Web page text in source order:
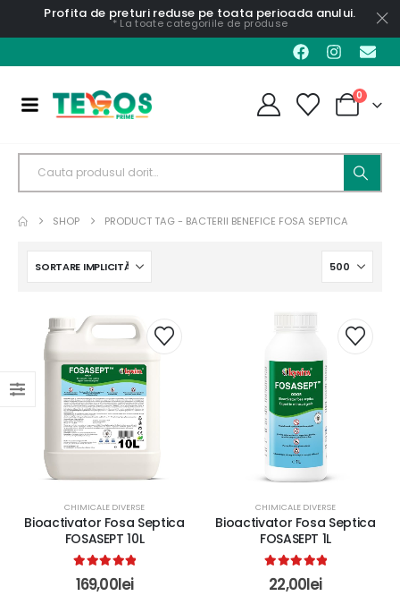
Profita de preturi reduse pe toata perioada anului.
* La toate categoriile de produse
0
SHOP PRODUCT TAG - BACTERII BENEFICE FOSA SEPTICA
CHIMICALE DIVERSE
Bioactivator Fosa Septica
FOSASEPT 10L
5.00out of 5
169,00lei
CHIMICALE DIVERSE
Bioactivator Fosa Septica
FOSASEPT 1L
5.00 out of 5
22,00lei